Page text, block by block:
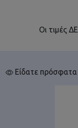
Οι τιμές
Είδατε πρόσφατα